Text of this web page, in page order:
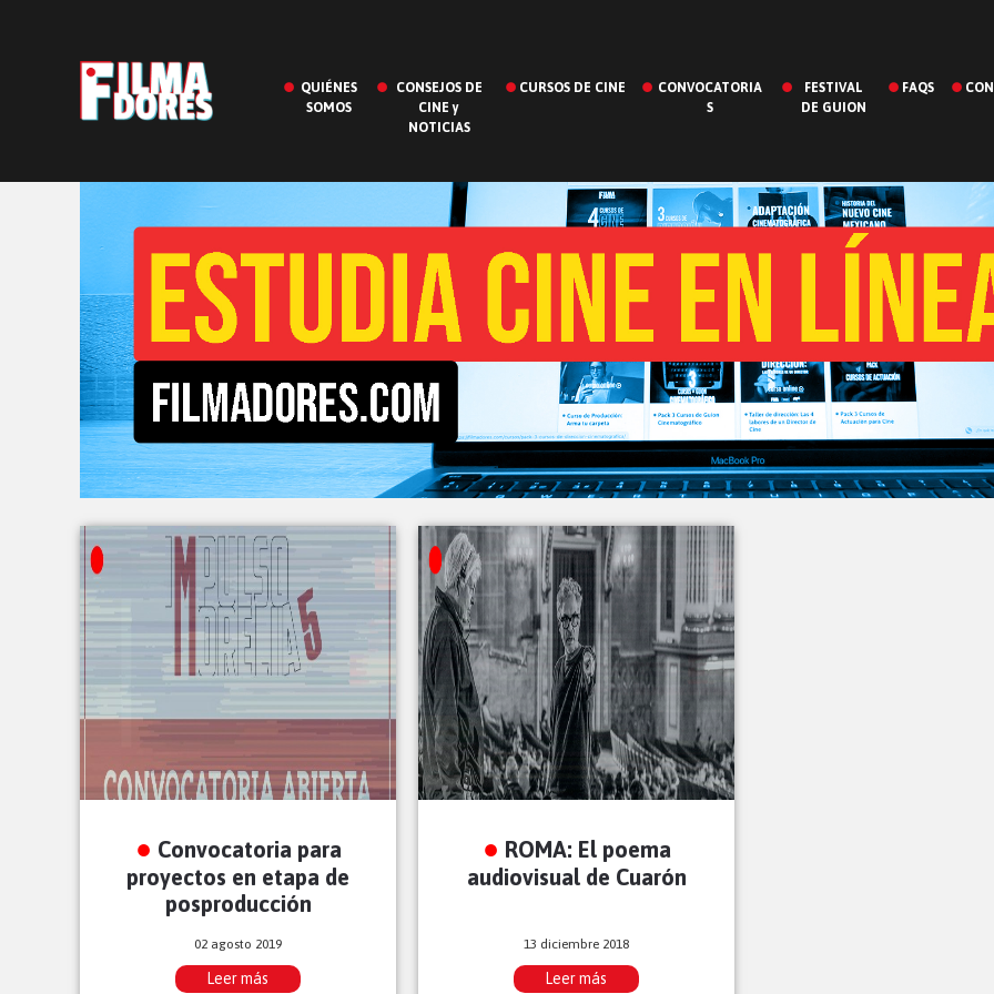
QUIÉNES
SOMOS
CONSEJOS DE
CINE y
NOTICIAS
CURSOS DE CINE
CONVOCATORIA
S
FESTIVAL
DE GUION
FAQS
Convocatoria para
proyectos en etapa de
posproducción
02 agosto 2019
Leer más
ROMA: El poema
audiovisual de Cuarón
13 diciembre 2018
Leer más